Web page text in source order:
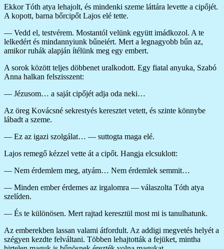
Ekkor Tóth atya lehajolt, és mindenki szeme láttára levette a cipőjét.
A kopott, barna bőrcipőt Lajos elé tette.
— Vedd el, testvérem. Mostantól velünk együtt imádkozol. A te
lelkedért és mindannyiunk bűneiért. Mert a legnagyobb bűn az,
amikor ruhák alapján ítélünk meg egy embert.
A sorok között teljes döbbenet uralkodott. Egy fiatal anyuka, Szabó
Anna halkan felszisszent:
— Jézusom… a saját cipőjét adja oda neki…
Az öreg Kovácsné sekrestyés keresztet vetett, és szinte könnybe
lábadt a szeme.
— Ez az igazi szolgálat… — suttogta maga elé.
Lajos remegő kézzel vette át a cipőt. Hangja elcsuklott:
— Nem érdemlem meg, atyám… Nem érdemlek semmit…
— Minden ember érdemes az irgalomra — válaszolta Tóth atya
szelíden.
— És te különösen. Mert rajtad keresztül most mi is tanulhatunk.
Az emberekben lassan valami átfordult. Az addigi megvetés helyét a
szégyen kezdte felváltani. Többen lehajtották a fejüket, mintha